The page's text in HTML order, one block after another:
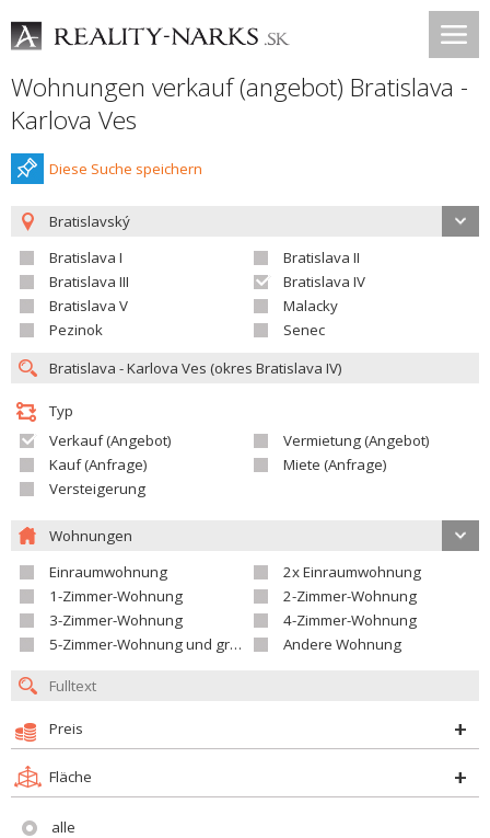
Wohnungen verkauf (angebot) Bratislava -
Karlova Ves
Diese Suche speichern
Bratislavský
Bratislava I
Bratislava II
Bratislava III
Bratislava IV
Bratislava V
Malacky
Pezinok
Senec
Typ
Verkauf (Angebot)
Vermietung (Angebot)
Kauf (Anfrage)
Miete (Anfrage)
Versteigerung
Wohnungen
Einraumwohnung
2x Einraumwohnung
1-Zimmer-Wohnung
2-Zimmer-Wohnung
3-Zimmer-Wohnung
4-Zimmer-Wohnung
5-Zimmer-Wohnung und größer
Andere Wohnung
Preis
Fläche
alle